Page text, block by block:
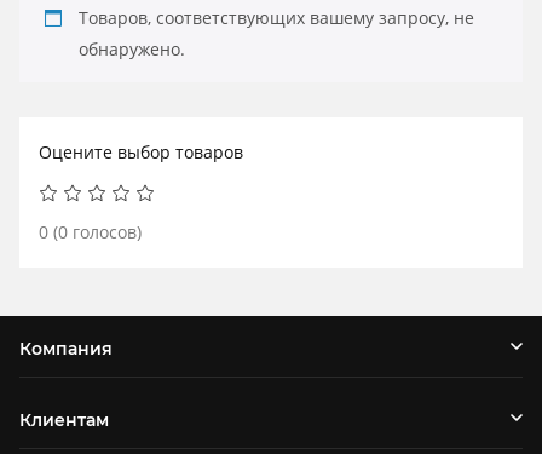
Товаров, соответствующих вашему запросу, не
обнаружено.
Оцените выбор товаров
0 (0 голосов)
Компания
Клиентам